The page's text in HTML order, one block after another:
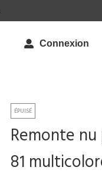
Connexion
Remonte
81